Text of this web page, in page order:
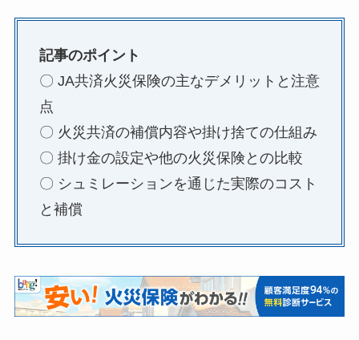
記事のポイント
〇 JA共済火災保険の主なデメリットと注意
点
〇 火災共済の補償内容や掛け捨ての仕組み
〇 掛け金の設定や他の火災保険との比較
〇 シュミレーションを通じた実際のコスト
と補償